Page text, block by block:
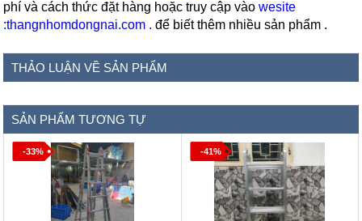
phí và cách thức đặt hàng hoặc truy cập vàowesite
:thangnhomdongnai.com . để biết thêm nhiều sản phẩm .
THẢO LUẬN VỀ SẢN PHẨM
SẢN PHẨM TƯƠNG TỰ
-33% -41%